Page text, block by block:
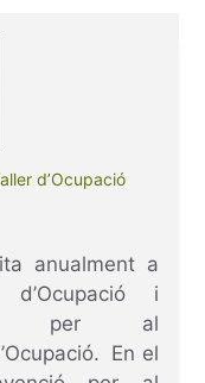
d’Ocupació
anualment a
i
per al
En el